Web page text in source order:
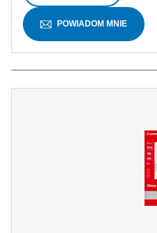
POWIADOM MNIE